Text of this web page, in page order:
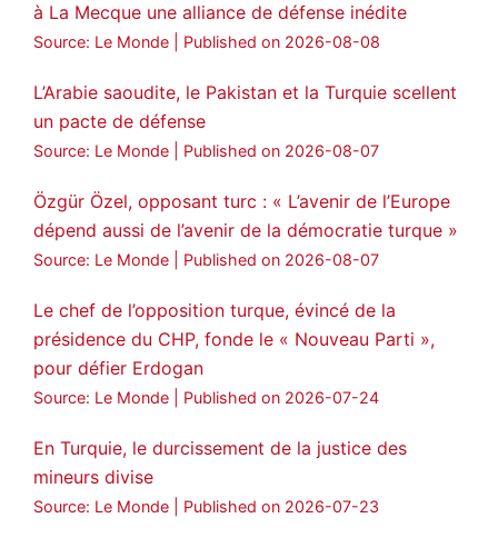
Amitiés kurdes de Bretagne a retweeté
MedyaNews @medyanews_ · 24 Jan 2025
statement on Abdullah Öcalan meeting
#AbdullahÖcalan #PeaceProcess
🔗https://medyanews.rs/h4lwBwQ
3 2 Twitter
Voir plus...
à La Mecque une alliance de défense inédite
Source: Le Monde Published on 2026-08-08
L’Arabie saoudite, le Pakistan et la Turquie scellent
un pacte de défense
Source: Le Monde Published on 2026-08-07
Özgür Özel, opposant turc : « L’avenir de l’Europe
dépend aussi de l’avenir de la démocratie turque »
Source: Le Monde Published on 2026-08-07
Le chef de l’opposition turque, évincé de la
présidence du CHP, fonde le « Nouveau Parti »,
pour défier Erdogan
Source: Le Monde Published on 2026-07-24
En Turquie, le durcissement de la justice des
mineurs divise
Source: Le Monde Published on 2026-07-23